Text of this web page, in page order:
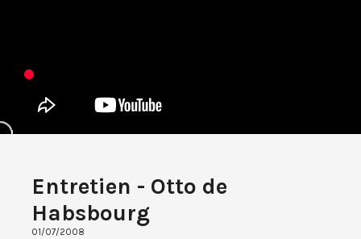
Entretien - Otto de
Habsbourg
01/07/2008